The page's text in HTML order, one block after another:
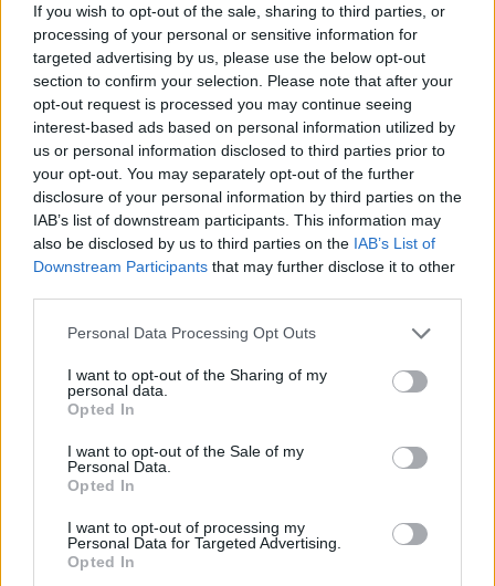
If you wish to opt-out of the sale, sharing to third parties, or
processing of your personal or sensitive information for
targeted advertising by us, please use the below opt-out
section to confirm your selection. Please note that after your
opt-out request is processed you may continue seeing
interest-based ads based on personal information utilized by
us or personal information disclosed to third parties prior to
your opt-out. You may separately opt-out of the further
disclosure of your personal information by third parties on the
IAB’s list of downstream participants. This information may
also be disclosed by us to third parties on the IAB’s List of
Downstream Participants that may further disclose it to other
Please note that this website/app uses one or more Google
not limited to your visit or usage behaviour. You may click to
grant or deny consent to Google and its third-party tags to
use your data for below specified purposes in below Google
consent section.
Personal Data Processing Opt Outs
I want to opt-out of the Sharing of my
personal data.
Opted In
I want to opt-out of the Sale of my
Personal Data.
Opted In
I want to opt-out of processing my
Personal Data for Targeted Advertising.
Opted In
Folgen Sie uns auf
News
ZUGEHÖRIG
Themen Eine histaminarme ernährung Histamin
Histaminintoleranz
Sehen Sie es auch auf english español français
polskim
Agata Soroczyńska - klinische und sportliche
Ernährungsberaterin 1. Bartuzi M., Ukleja-Sokołowska N.,
Allergy Asthma Immunology 2021, 26 (4): 82-88. 2. Buczyłko K.,
Leitlinien für die Diagnose und Behandlung von
Histaminintoleranz, Alergologia Polska - Polnische Zeitschrift
1. https://www.alergia-astma-
immunologia.pl/2021_26_4/AAI_04_2021_1413_bartuzi.pdf